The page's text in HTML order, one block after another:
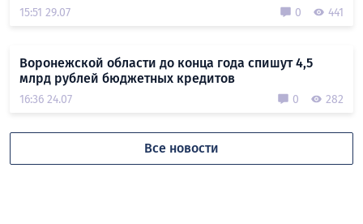
15:51 29.07 0 441
Воронежской области до конца года спишут 4,5
млрд рублей бюджетных кредитов
16:36 24.07 0 282
Все новости